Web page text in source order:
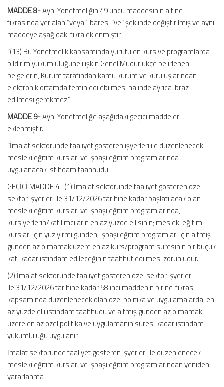
MADDE 8-Aynı Yönetmeliğin 49 uncu maddesinin altıncı
fıkrasında yer alan “veya” ibaresi “ve” şeklinde değiştirilmiş ve aynı
maddeye aşağıdaki fıkra eklenmiştir.
“(13) Bu Yönetmelik kapsamında yürütülen kurs ve programlarda
bildirim yükümlülüğüne ilişkin Genel Müdürlükçe belirlenen
belgelerin, Kurum tarafından kamu kurum ve kuruluşlarından
elektronik ortamda temin edilebilmesi halinde ayrıca ibraz
edilmesi gerekmez.”
MADDE 9-Aynı Yönetmeliğe aşağıdaki geçici maddeler
eklenmiştir.
“İmalat sektöründe faaliyet gösteren işyerleri ile düzenlenecek
mesleki eğitim kursları ve işbaşı eğitim programlarında
uygulanacak istihdam taahhüdü
GEÇİCİ MADDE 4- (1) İmalat sektöründe faaliyet gösteren özel
sektör işyerleri ile 31/12/2026 tarihine kadar başlatılacak olan
mesleki eğitim kursları ve işbaşı eğitim programlarında,
kursiyerlerin/katılımcıların en az yüzde ellisinin; mesleki eğitim
kursları için yüz yirmi günden, işbaşı eğitim programları için altmış
günden az olmamak üzere en az kurs/program süresinin bir buçuk
katı kadar istihdam edileceğinin taahhüt edilmesi zorunludur.
(2) İmalat sektöründe faaliyet gösteren özel sektör işyerleri
ile 31/12/2026 tarihine kadar 58 inci maddenin birinci fıkrası
kapsamında düzenlenecek olan özel politika ve uygulamalarda, en
az yüzde elli istihdam taahhüdü ve altmış günden az olmamak
üzere en az özel politika ve uygulamanın süresi kadar istihdam
yükümlülüğü uygulanır.
İmalat sektöründe faaliyet gösteren işyerleri ile düzenlenecek
mesleki eğitim kursları ve işbaşı eğitim programlarından yeniden
yararlanma